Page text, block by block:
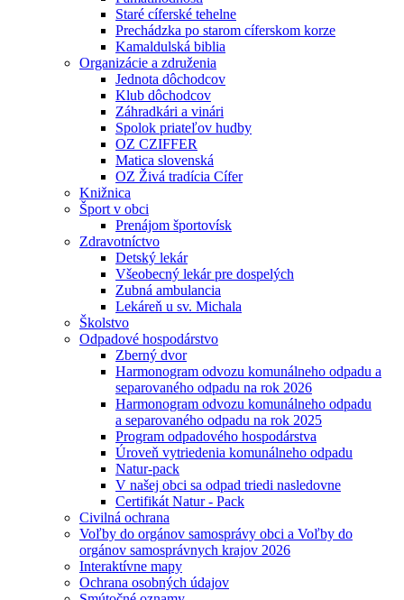
Staré cíferské tehelne
Prechádzka po starom cíferskom korze
Kamaldulská biblia
Organizácie a združenia
Jednota dôchodcov
Klub dôchodcov
Záhradkári a vinári
Spolok priateľov hudby
OZ CZIFFER
Matica slovenská
OZ Živá tradícia Cífer
Knižnica
Šport v obci
Prenájom športovísk
Zdravotníctvo
Detský lekár
Všeobecný lekár pre dospelých
Zubná ambulancia
Lekáreň u sv. Michala
Školstvo
Odpadové hospodárstvo
Zberný dvor
Harmonogram odvozu komunálneho odpadu a
separovaného odpadu na rok 2026
Harmonogram odvozu komunálneho odpadu
a separovaného odpadu na rok 2025
Program odpadového hospodárstva
Úroveň vytriedenia komunálneho odpadu
Natur-pack
V našej obci sa odpad triedi nasledovne
Certifikát Natur - Pack
Civilná ochrana
Voľby do orgánov samosprávy obci a Voľby do
orgánov samosprávnych krajov 2026
Interaktívne mapy
Ochrana osobných údajov